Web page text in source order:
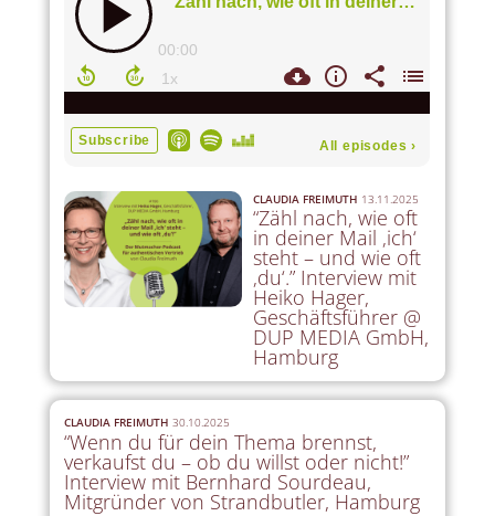
CLAUDIA FREIMUTH 13.11.2025
“Zähl nach, wie oft
in deiner Mail ‚ich‘
steht – und wie oft
‚du‘.” Interview mit
Heiko Hager,
Geschäftsführer @
DUP MEDIA GmbH,
Hamburg
CLAUDIA FREIMUTH 30.10.2025
“Wenn du für dein Thema brennst,
verkaufst du – ob du willst oder nicht!”
Interview mit Bernhard Sourdeau,
Mitgründer von Strandbutler, Hamburg